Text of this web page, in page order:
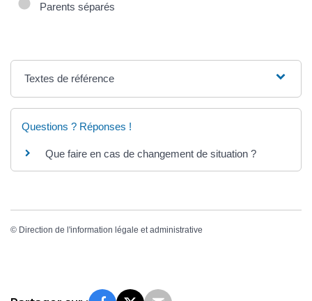
Parents séparés
Textes de référence
Questions ? Réponses !
Que faire en cas de changement de situation ?
© Direction de l'information légale et administrative